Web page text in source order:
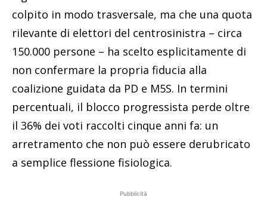
colpito in modo trasversale, ma che una quota
rilevante di elettori del centrosinistra – circa
150.000 persone – ha scelto esplicitamente di
non confermare la propria fiducia alla
coalizione guidata da PD e M5S. In termini
percentuali, il blocco progressista perde oltre
il 36% dei voti raccolti cinque anni fa: un
arretramento che non può essere derubricato
a semplice flessione fisiologica.
Pubblicità